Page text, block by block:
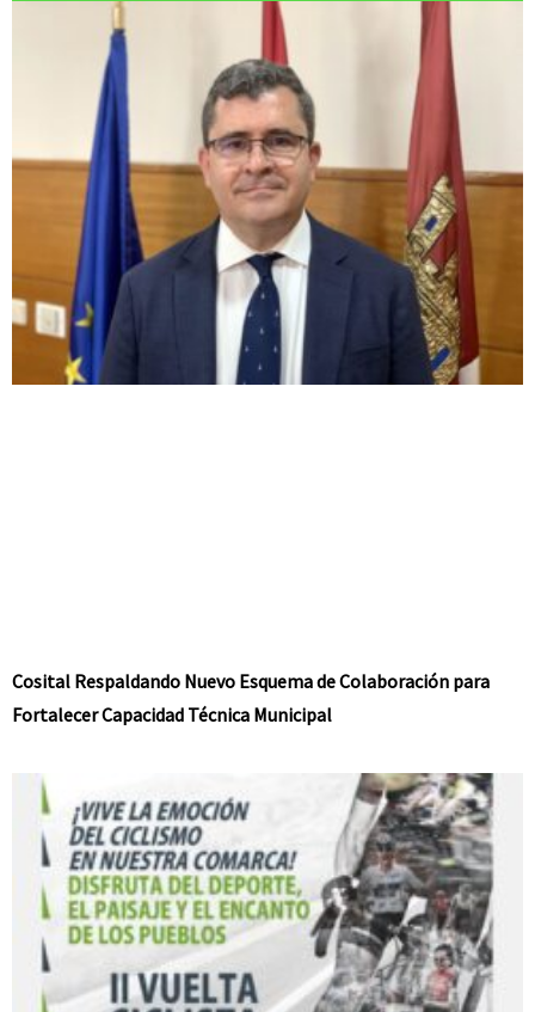
Cosital Respaldando Nuevo Esquema de Colaboración para
Fortalecer Capacidad Técnica Municipal